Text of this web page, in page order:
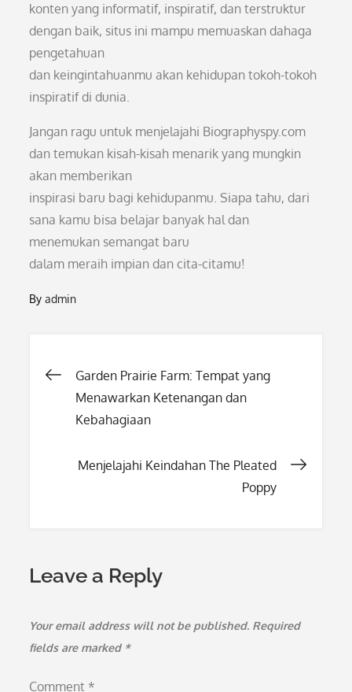
konten yang informatif, inspiratif, dan terstruktur
dengan baik, situs ini mampu memuaskan dahaga
pengetahuan
dan keingintahuanmu akan kehidupan tokoh-tokoh
inspiratif di dunia.
Jangan ragu untuk menjelajahi Biographyspy.com
dan temukan kisah-kisah menarik yang mungkin
akan memberikan
inspirasi baru bagi kehidupanmu. Siapa tahu, dari
sana kamu bisa belajar banyak hal dan
menemukan semangat baru
dalam meraih impian dan cita-citamu!
Byadmin
Post
navigation
Garden Prairie Farm: Tempat yang
Menawarkan Ketenangan dan
Kebahagiaan
Menjelajahi Keindahan The Pleated
Poppy
Leave a Reply
Your email address will not be published. Required
fields are marked *
Comment *